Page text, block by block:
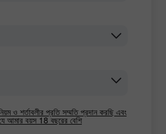
ও শর্তাবলীর প্রতি সম্মতি প্রদান করছি এবং
আমার বয়স 18 বছরের বেশি